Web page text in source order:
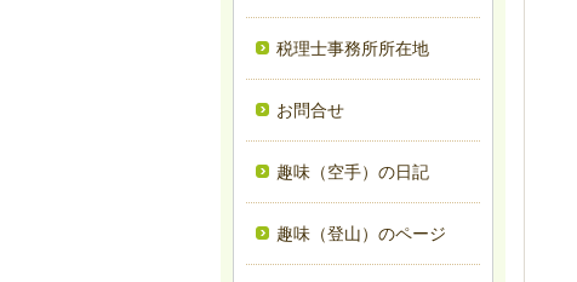
税理士事務所所在地
お問合せ
趣味（空手）の日記
趣味（登山）のページ